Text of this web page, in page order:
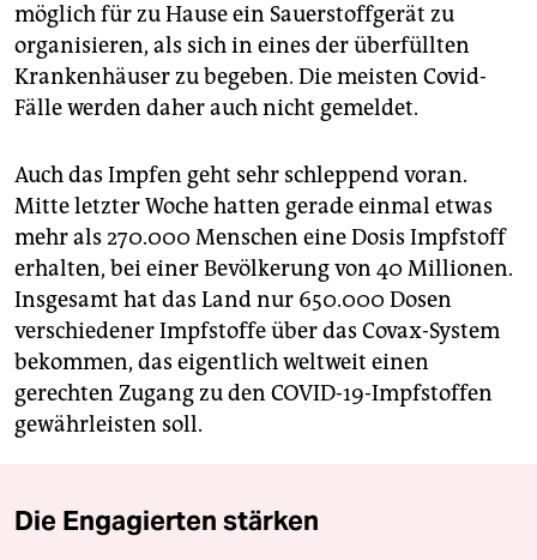
möglich für zu Hause ein Sauerstoffgerät zu
organisieren, als sich in eines der überfüllten
Krankenhäuser zu begeben. Die meisten Covid-
Fälle werden daher auch nicht gemeldet.
Auch das Impfen geht sehr schleppend voran.
Mitte letzter Woche hatten gerade einmal etwas
mehr als 270.000 Menschen eine Dosis Impfstoff
erhalten, bei einer Bevölkerung von 40 Millionen.
Insgesamt hat das Land nur 650.000 Dosen
verschiedener Impfstoffe über das Covax-System
bekommen, das eigentlich weltweit einen
gerechten Zugang zu den COVID-19-Impfstoffen
gewährleisten soll.
Die Engagierten stärken